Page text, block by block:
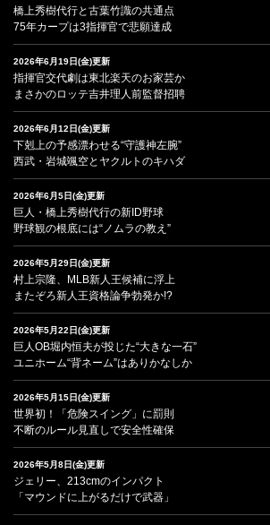
橋上秀樹代行と古葉竹識の共通点
75年カープは3指揮官で悲願達成
2026年6月19日(金)更新
指揮官交代劇は東北楽天のお家芸か
まさかのロッテ吉井理人前監督招聘
2026年6月12日(金)更新
下剋上の予感漂わせる“守護神左腕”
西武・岩城颯空とヤクルトのキハダ
2026年6月5日(金)更新
巨人・橋上秀樹代行の新ID野球
野球観の根底には“ノムラの教え”
2026年5月29日(金)更新
村上宗隆、MLB新人王候補に浮上
またぞろ新人王資格論争勃発か!?
2026年5月22日(金)更新
巨人OB堀内恒夫が投じた“大きな一石”
ユニホーム“背ネーム”はありかなしか
2026年5月15日(金)更新
世界初！「危険スイング」に罰則
不断のルール見直しで安全性確保
2026年5月8日(金)更新
ジェリー、213cmのインパクト
「マウンドに上がるだけで武器」